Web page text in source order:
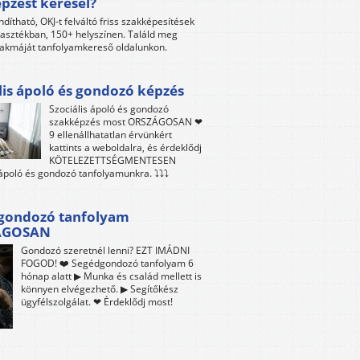
OKJ-t felváltó friss szakképesítések
150+ helyszínen. Találd meg
tanfolyamkereső oldalunkon.
ápoló és gondozó képzés
Szociális ápoló és gondozó
szakképzés most ORSZÁGOSAN ❤
9 ellenállhatatlan érvünkért
kattints a weboldalra, és érdeklődj
KÖTELEZETTSÉGMENTESEN
és gondozó tanfolyamunkra. ⤵⤵⤵
tanfolyam
Gondozó szeretnél lenni? EZT IMÁDNI
FOGOD! ❤️ Segédgondozó tanfolyam 6
hónap alatt ▶ Munka és család mellett is
könnyen elvégezhető. ▶ Segítőkész
ügyfélszolgálat. ❤ Érdeklődj most!